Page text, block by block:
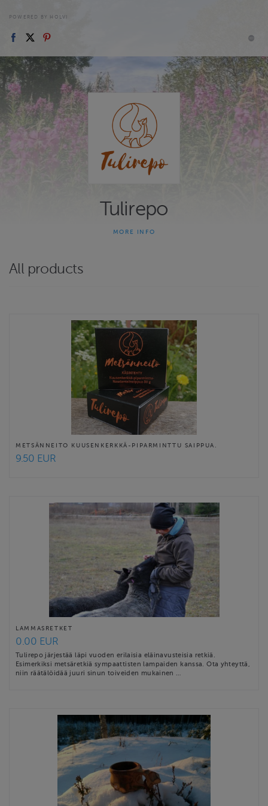
POWERED BY HOLVI
Tulirepo
hyvän mielen hetkiä sympaattisten lampaiden seurassa. Kursseja
ja retkiä, joissa opit hyödyntämään villiyrttejä niin kotikeittiössä
https://www.tulirepo.fi
Tulirepo terms & conditions
MORE INFO
All products
METSÄNNEITO KUUSENKERKKÄ-PIPARMINTTU SAIPPUA.
9.50 EUR
LAMMASRETKET
0.00 EUR
Tulirepo järjestää läpi vuoden erilaisia eläinavusteisia retkiä.
Esimerkiksi metsäretkiä sympaattisten lampaiden kanssa. Ota yhteyttä,
niin räätälöidää juuri sinun toiveiden mukainen …